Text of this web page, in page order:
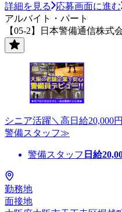
詳細を見る
応募画面に進む
アルバイト・パート
【05-2】日本警備通信株式
シニア活躍＼高日給
警備スタッフ≫
警備スタッフ 日給
勤務地
面接地